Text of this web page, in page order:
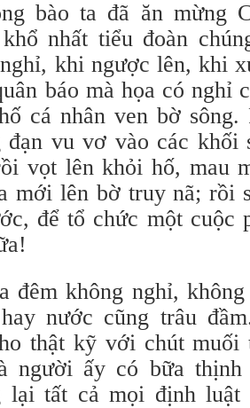
bào ta đã ăn mừng
nhất tiểu đoàn
khi ngược lên, khi
báo mà họa có nghỉ
cá nhân ven bờ
đạn vu vơ vào các khối
vọt lên khỏi hố, mau
mới lên bờ truy nã; rồi
để tổ chức một cuộc
đêm không nghỉ,
nước cũng trâu
thật kỹ với chút
người ấy có bữa thịnh
lại tất cả mọi định